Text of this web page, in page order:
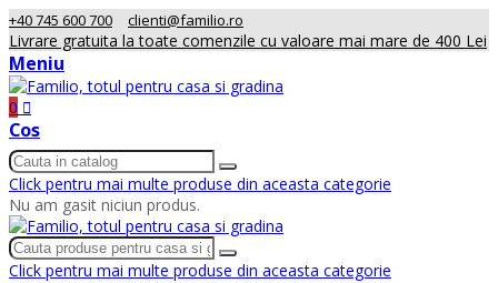
+40 745 600 700 clienti@familio.ro
Livrare gratuita la toate comenzile cu valoare mai mare de 400 Lei
Meniu
0
Cos
Click pentru mai multe produse din aceasta categorie
Nu am gasit niciun produs.
Click pentru mai multe produse din aceasta categorie